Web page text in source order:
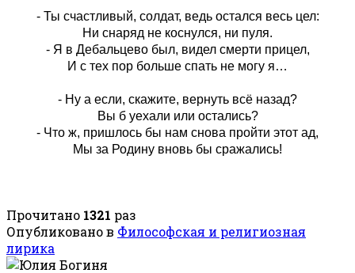
- Ты счастливый, солдат, ведь остался весь цел:
Ни снаряд не коснулся, ни пуля.
- Я в Дебальцево был, видел смерти прицел,
И с тех пор больше спать не могу я…
- Ну а если, скажите, вернуть всё назад?
Вы б уехали или остались?
- Что ж, пришлось бы нам снова пройти этот ад,
Мы за Родину вновь бы сражались!
Прочитано 1321 раз
Опубликовано в Философская и религиозная
лирика